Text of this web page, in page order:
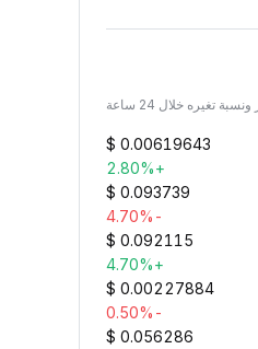
تغيره خلال 24 ساعة
$ 0.00619643
+2.80%
$ 0.093739
-4.70%
$ 0.092115
+4.70%
$ 0.00227884
-0.50%
$ 0.056286